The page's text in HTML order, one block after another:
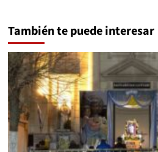
También te puede interesar